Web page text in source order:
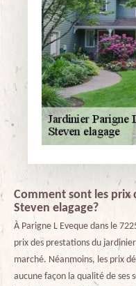
Comment sont les
Steven elagage?
À Parigne L Eveque dans le
prix des prestations du
marché. Néanmoins, les prix
aucune façon la qualité de